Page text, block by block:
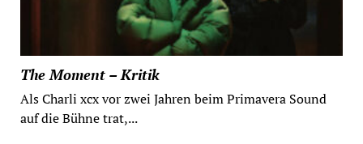
The Moment – Kritik
Als Charli xcx vor zwei Jahren beim Primavera Sound
auf die Bühne trat,...